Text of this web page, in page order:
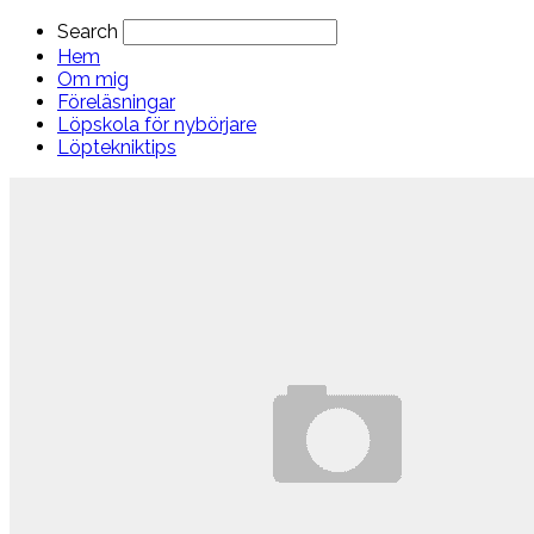
Search
Hem
Om mig
Föreläsningar
Löpskola för nybörjare
Löptekniktips